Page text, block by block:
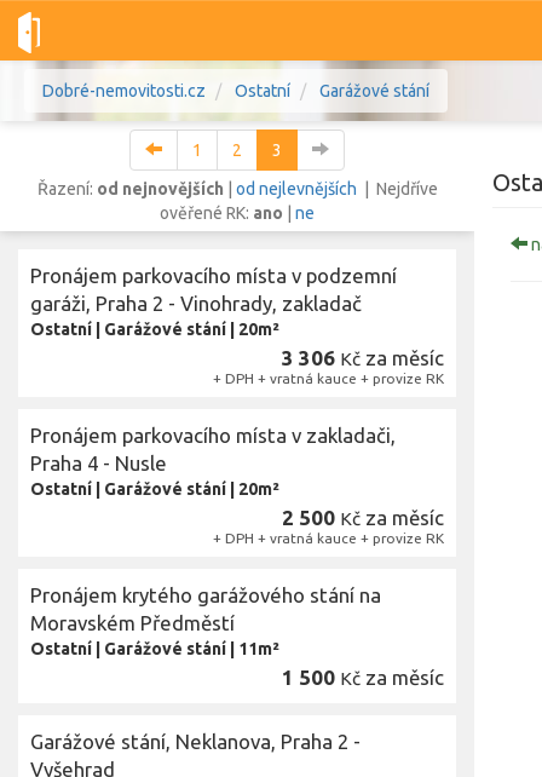
Dobré-nemovitosti.cz Ostatní Garážové stání
Lokalita
Lokalita
1 2
3
Řazení: od nejnovějších od nejlevnějších | Nejdříve
ověřené RK: ano ne
Pronájem parkovacího místa v podzemní
garáži, Praha 2 - Vinohrady, zakladač
Ostatní Garážové stání 20m²
3 306 Kč za měsíc
+ DPH + vratná kauce + provize RK
Pronájem parkovacího místa v zakladači,
Praha 4 - Nusle
Ostatní Garážové stání 20m²
2 500 Kč za měsíc
+ DPH + vratná kauce + provize RK
Pronájem krytého garážového stání na
Moravském Předměstí
Ostatní Garážové stání 11m²
1 500 Kč za měsíc
Garážové stání, Neklanova, Praha 2 -
Vyšehrad